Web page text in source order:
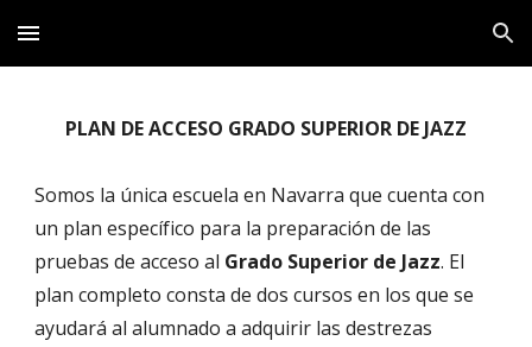
Skip to main content Skip to navigation
PLAN DE ACCESO GRADO SUPERIOR DE JAZZ
Somos la única escuela en Navarra que cuenta con
un plan específico para la preparación de las
pruebas de acceso al Grado Superior de Jazz. El
plan completo consta de dos cursos en los que se
ayudará al alumnado a adquirir las destrezas